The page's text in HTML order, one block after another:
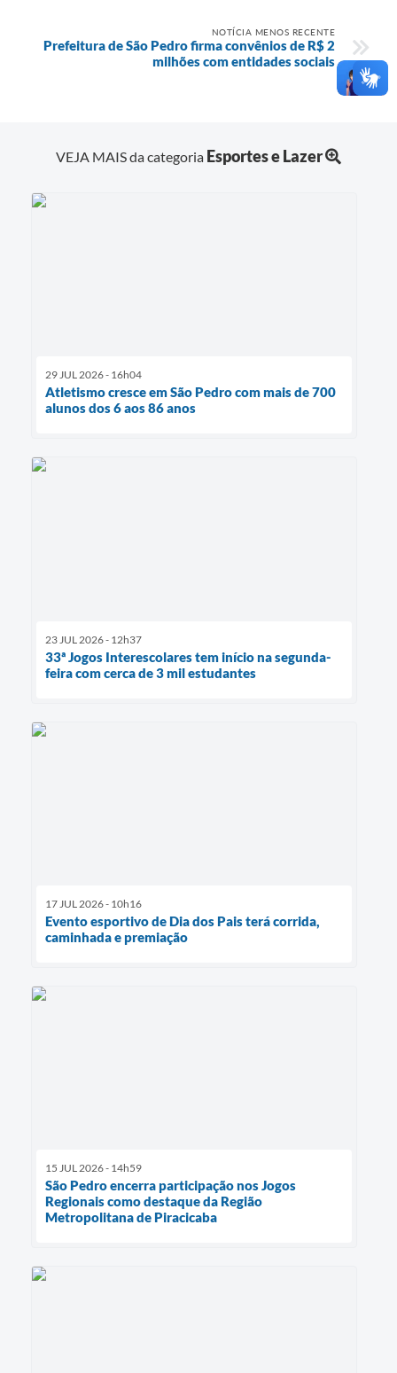
NOTÍCIA MENOS RECENTE
Prefeitura de São Pedro firma convênios de R$ 2
milhões com entidades sociais
VEJA MAIS da categoria Esportes e Lazer
29 JUL 2026 - 16h04
Atletismo cresce em São Pedro com mais de 700
alunos dos 6 aos 86 anos
23 JUL 2026 - 12h37
33ª Jogos Interescolares tem início na segunda-
feira com cerca de 3 mil estudantes
17 JUL 2026 - 10h16
Evento esportivo de Dia dos Pais terá corrida,
caminhada e premiação
15 JUL 2026 - 14h59
São Pedro encerra participação nos Jogos
Regionais como destaque da Região
Metropolitana de Piracicaba